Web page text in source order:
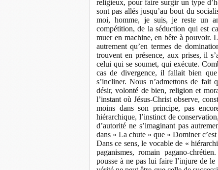
religieux, pour faire surgir un type
sont pas allés jusqu’au bout du
moi, homme, je suis, je reste un
compétition, de la séduction qui est
muer en machine, en bête à pouvoir.
autrement qu’en termes de
trouvent en présence, aux prises, il
celui qui se soumet, qui exécute.
cas de divergence, il fallait bien que
s’incliner. Nous n’admettons de fait
désir, volonté de bien, religion et
l’instant où Jésus-Christ observe,
moins dans son principe, pas
hiérarchique, l’instinct de
d’autorité ne s’imaginant pas
dans « La chute » que « Dominer
Dans ce sens, le vocable de «
paganismes, romain pagano-
pousse à ne pas lui faire l’injure de